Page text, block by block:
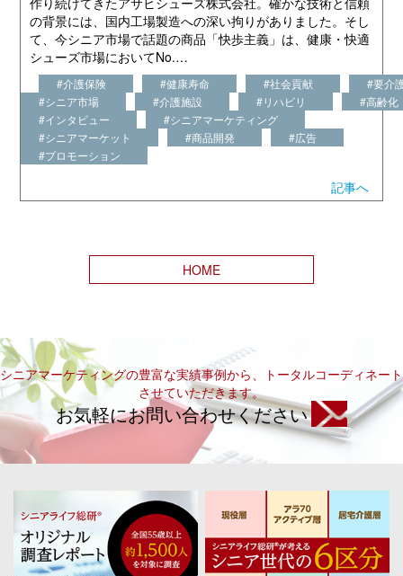
の背景には、国内工場製造への深い拘りがありました。そし
て、今シニア市場で話題の商品「快歩主義」は、健康・快適
シューズ市場においてNo.…
#介護保険 #健康寿命 #社会貢献
#要介
#シニア市場
#介護施設 #リハビリ
#高齢化
#インタビュー
#シニアマーケティング
#シニアマーケット
#商品開発
#広告
#プロモーション
記事へ
HOME
シニアマーケティングの豊富な実績事例から、トータルコーディネート
させていただきます。
お気軽にお問い合わせください